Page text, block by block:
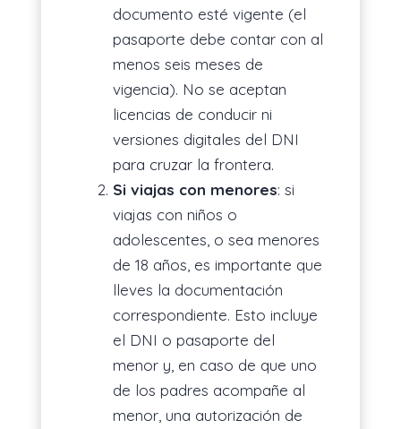
documento esté vigente (el
pasaporte debe contar con al
menos seis meses de
vigencia). No se aceptan
licencias de conducir ni
versiones digitales del DNI
para cruzar la frontera.
Si viajas con menores: si
viajas con niños o
adolescentes, o sea menores
de 18 años, es importante que
lleves la documentación
correspondiente. Esto incluye
el DNI o pasaporte del
menor y, en caso de que uno
de los padres acompañe al
menor, una autorización de